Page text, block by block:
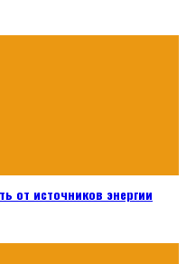
от источников энергии